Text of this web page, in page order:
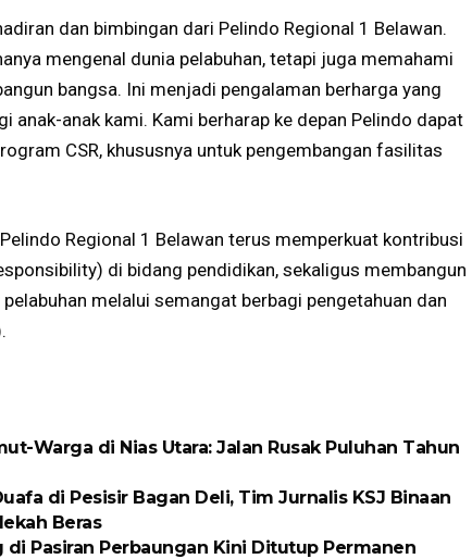
dan bimbingan dari Pelindo Regional 1 Belawan.
mengenal dunia pelabuhan, tetapi juga memahami
bangsa. Ini menjadi pengalaman berharga yang
anak-anak kami. Kami berharap ke depan Pelindo dapat
CSR, khususnya untuk pengembangan fasilitas
Regional 1 Belawan terus memperkuat kontribusi
di bidang pendidikan, sekaligus membangun
melalui semangat berbagi pengetahuan dan
Warga di Nias Utara: Jalan Rusak Puluhan Tahun
di Pesisir Bagan Deli, Tim Jurnalis KSJ Binaan
Beras
di Pasiran Perbaungan Kini Ditutup Permanen